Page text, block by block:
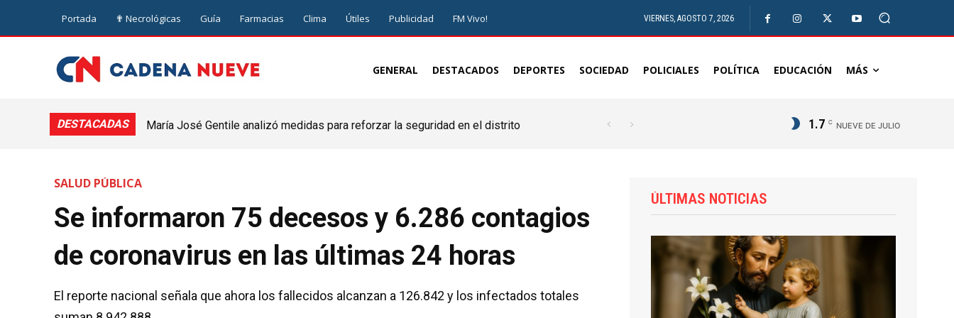
Portada ✟ Necrológicas Guía Farmacias Clima Útiles Publicidad FM Vivo! VIERNES, AGOSTO 7, 2026
GENERAL DESTACADOS DEPORTES SOCIEDAD POLICIALES POLÍTICA EDUCACIÓN MÁS
DESTACADAS
María José Gentile analizó medidas para reforzar la seguridad en el distrito
1.7 C NUEVE DE JULIO
SALUD PÚBLICA
Se informaron 75 decesos y 6.286 contagios
de coronavirus en las últimas 24 horas
El reporte nacional señala que ahora los fallecidos alcanzan a 126.842 y los infectados totales
ÚLTIMAS NOTICIAS